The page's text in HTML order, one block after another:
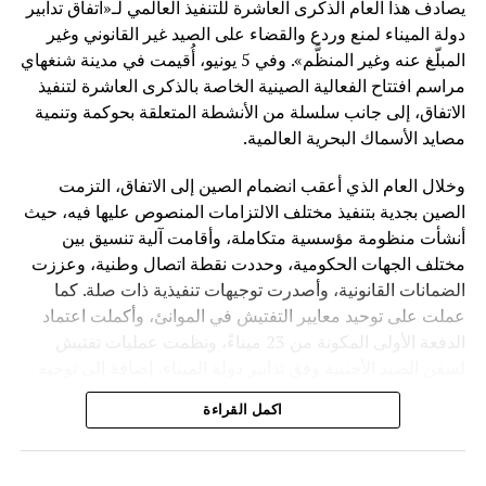
جديد في العلاقات الدولية يقوم على التكامل الاقتصادي بدل
الصراع الجيوسياسي.
ورغم النجاحات المسجلة، توقف المحاضر عند مجموعة من
التحديات التي تواجه المبادرة، من أبرزها:
اختلاف القدرات الاقتصادية بين الدول المشاركة
مخاطر التمويل والديون في بعض المشاريع
تفاوت مستويات الحوكمة والتنفيذ
التأثيرات الجيوسياسية العالمية المتغيرة
وأكد أن معالجة هذه التحديات تتطلب مزيداً من الشفافية
وأشار لي يوان تشينغ إلى أن المرحلة القادمة من المبادرة
ستتجه بشكل أكبر نحو الاقتصاد الرقمي، والابتكار التكنولوجي،
يصادف هذا العام الذكرى العاشرة للتنفيذ العالمي لـ«اتفاق تدابير
دولة الميناء لمنع وردع والقضاء على الصيد غير القانوني وغير
المبلّغ عنه وغير المنظَّم». وفي 5 يونيو، أُقيمت في مدينة شنغهاي
مراسم افتتاح الفعالية الصينية الخاصة بالذكرى العاشرة لتنفيذ
الاتفاق، إلى جانب سلسلة من الأنشطة المتعلقة بحوكمة وتنمية
مصايد الأسماك البحرية العالمية.
وخلال العام الذي أعقب انضمام الصين إلى الاتفاق، التزمت
الصين بجدية بتنفيذ مختلف الالتزامات المنصوص عليها فيه، حيث
أنشأت منظومة مؤسسية متكاملة، وأقامت آلية تنسيق بين
مختلف الجهات الحكومية، وحددت نقطة اتصال وطنية، وعززت
الضمانات القانونية، وأصدرت توجيهات تنفيذية ذات صلة. كما
عملت على توحيد معايير التفتيش في الموانئ، وأكملت اعتماد
الدفعة الأولى المكونة من 23 ميناءً، ونظمت عمليات تفتيش
سفن الصيد الصينية العاملة في أعالي البحار للخضوع للتفتيش
في موانئ الدول الأخرى.
اكمل القراءة